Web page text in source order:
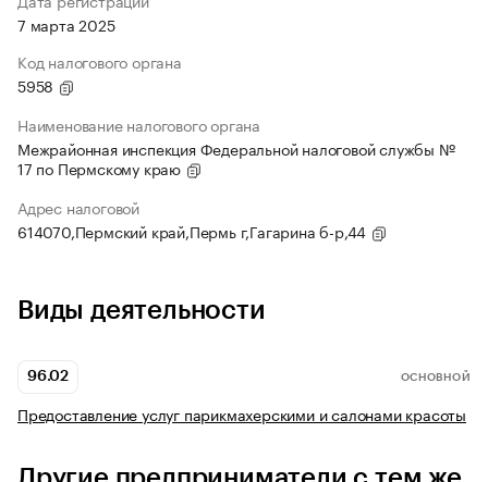
7 марта 2025
Код налогового органа
5958
Наименование налогового органа
Межрайонная инспекция Федеральной налоговой службы №
17 по Пермскому краю
Адрес налоговой
614070,Пермский край,Пермь г,Гагарина б-р,44
Виды деятельности
96.02 ОСНОВНОЙ
Предоставление услуг парикмахерскими и салонами красоты